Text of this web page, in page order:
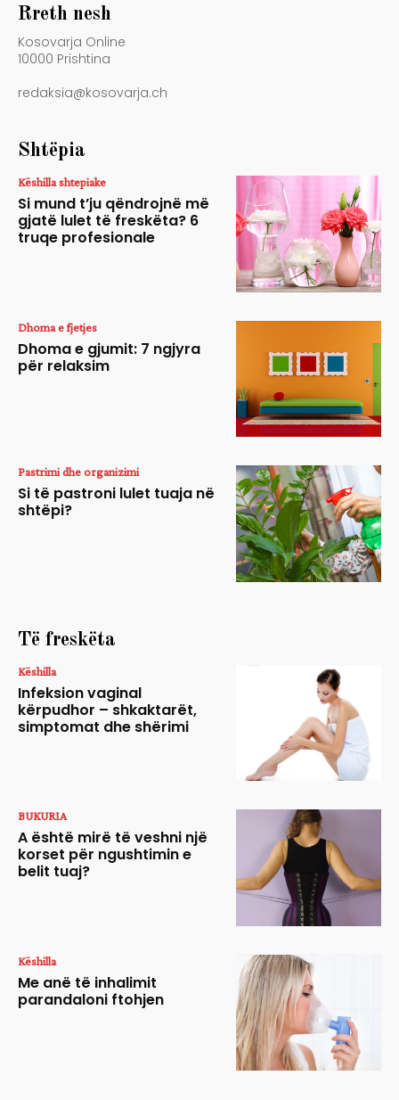
Rreth nesh
Kosovarja Online
10000 Prishtina
redaksia@kosovarja.ch
Shtëpia
Këshilla shtepiake
Si mund t’ju qëndrojnë më
gjatë lulet të freskëta? 6
truqe profesionale
Dhoma e fjetjes
Dhoma e gjumit: 7 ngjyra
për relaksim
Pastrimi dhe organizimi
Si të pastroni lulet tuaja në
shtëpi?
Të freskëta
Këshilla
Infeksion vaginal
kërpudhor – shkaktarët,
simptomat dhe shërimi
BUKURIA
A është mirë të veshni një
korset për ngushtimin e
belit tuaj?
Këshilla
Me anë të inhalimit
parandaloni ftohjen